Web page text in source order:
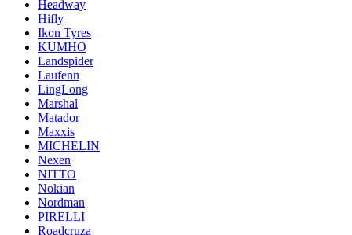
Headway
Hifly
Ikon Tyres
KUMHO
Landspider
Laufenn
LingLong
Marshal
Matador
Maxxis
MICHELIN
Nexen
NITTO
Nokian
Nordman
PIRELLI
Roadcruza